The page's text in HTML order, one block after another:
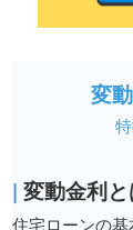
変
| 変動金利と
住宅ローンの